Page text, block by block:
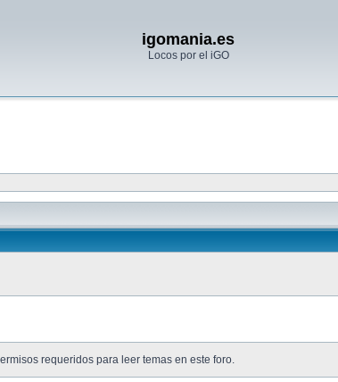
igomania.es
Locos por el iGO
requeridos para leer temas en este foro.